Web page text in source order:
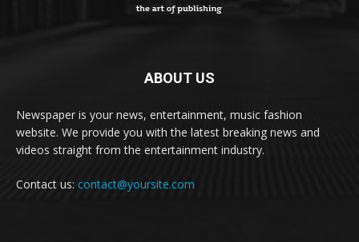
ABOUT US
Newspaper is your news, entertainment, music fashion
website. We provide you with the latest breaking news and
videos straight from the entertainment industry.
Contact us: contact@yoursite.com